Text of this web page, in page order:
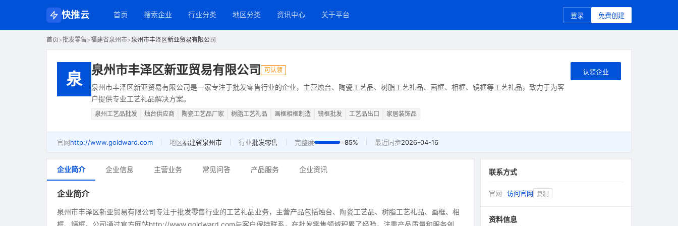
快推云 首页 搜索企业 行业分类 地区分类 资讯中心 关于平台 登录 免费创建
首页>批发零售>福建省泉州市>泉州市丰泽区新亚贸易有限公司
泉 泉州市丰泽区新亚贸易有限公司 可认领
泉州市丰泽区新亚贸易有限公司是一家专注于批发零售行业的企业，主营烛台、陶瓷工艺品、树脂工艺礼品、画框、相框、镜框等工艺礼品，致力于为客
户提供专业工艺礼品解决方案。
泉州工艺品批发 烛台供应商 陶瓷工艺品厂家 树脂工艺礼品 画框相框制造 镜框批发 工艺品出口 家居装饰品
认领企业
官网http://www.goldward.com 地区福建省泉州市 行业批发零售 完整度 85% 最近同步2026-04-16
企业简介 企业信息 主营业务 常见问答 产品服务 企业资讯
企业简介
泉州市丰泽区新亚贸易有限公司专注于批发零售行业的工艺礼品业务，主营产品包括烛台、陶瓷工艺品、树脂工艺礼品、画框、相
框、镜框。公司通过官方网站http://www.goldward.com与客户保持联系，在批发零售领域积累了经验，注重产品质量和服务创
联系方式
官网 访问官网 复制
资料信息